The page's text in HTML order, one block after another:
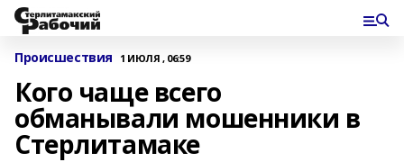
Происшествия 1 ИЮЛЯ , 06:59
Кого чаще всего
обманывали мошенники в
Стерлитамаке